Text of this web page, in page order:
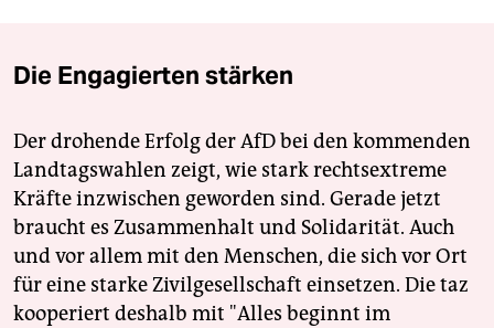
Die Engagierten stärken
Der drohende Erfolg der AfD bei den kommenden
Landtagswahlen zeigt, wie stark rechtsextreme
Kräfte inzwischen geworden sind. Gerade jetzt
braucht es Zusammenhalt und Solidarität. Auch
und vor allem mit den Menschen, die sich vor Ort
für eine starke Zivilgesellschaft einsetzen. Die taz
kooperiert deshalb mit "Alles beginnt im